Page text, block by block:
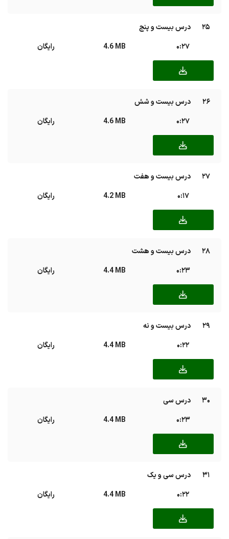
25
درس بیست و پنج
0:27
4.6 MB رایگان
26
درس بیست و شش
0:27
4.6 MB رایگان
27
درس بیست و هفت
0:17
4.2 MB رایگان
28
درس بیست و هشت
0:23
4.4 MB رایگان
29
درس بیست و نه
0:22
4.4 MB رایگان
30
درس سی
0:23
4.4 MB رایگان
31
درس سی و یک
0:22
4.4 MB رایگان